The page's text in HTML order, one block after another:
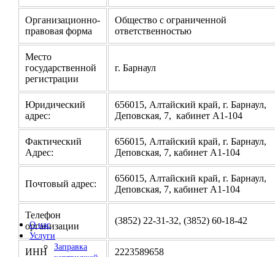
О нас
Услуги
Заправка
Организационно-
правовая форма
Общество с ограниченной
ответственностью
Место
государственной
регистрации
г. Барнаул
Юридический
адрес:
656015, Алтайский край, г. Барнаул,
Деповская, 7, кабинет А1-104
Фактический
Адрес:
656015, Алтайский край, г. Барнаул,
Деповская, 7, кабинет А1-104
Почтовый адрес:
656015, Алтайский край, г. Барнаул,
Деповская, 7, кабинет А1-104
Телефон
организации
(3852) 22-31-32, (3852) 60-18-42
ИНН 2223589658